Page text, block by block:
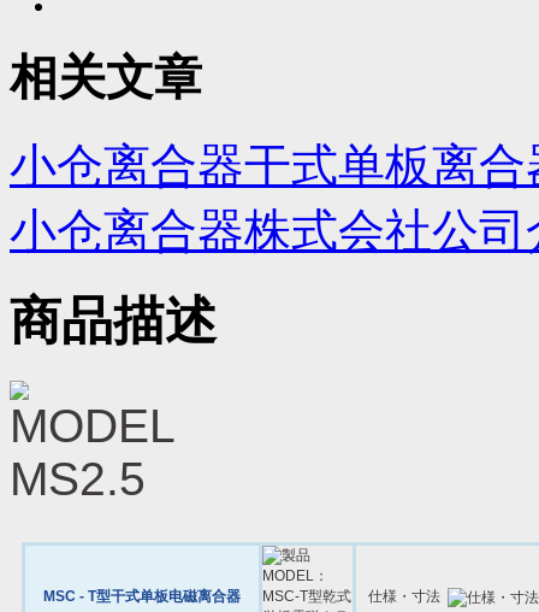
相关文章
小仓离合器干式单板离
小仓离合器株式会社公
商品描述
MSC - T型干式单板电磁离合器 仕様・寸法